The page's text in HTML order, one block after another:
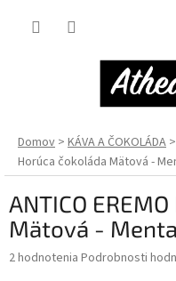
Domov KÁVA A ČOKOLÁDA
Horúca čokoláda Mätová -
ANTICO
Mätová -
Priemerné
2 hodnotenia Podrobnosti